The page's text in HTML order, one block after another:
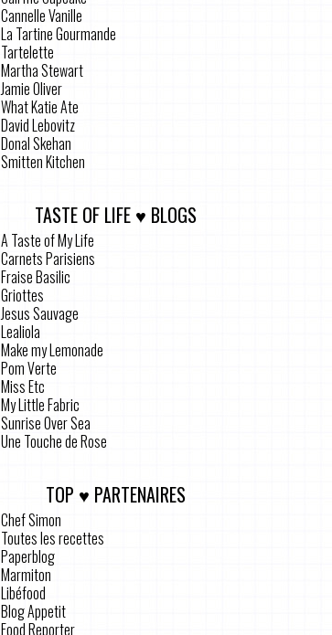
Cannelle Vanille
La Tartine Gourmande
Tartelette
Martha Stewart
Jamie Oliver
What Katie Ate
David Lebovitz
Donal Skehan
Smitten Kitchen
TASTE OF LIFE ♥ BLOGS
A Taste of My Life
Carnets Parisiens
Fraise Basilic
Griottes
Jesus Sauvage
Lealiola
Make my Lemonade
Pom Verte
Miss Etc
My Little Fabric
Sunrise Over Sea
Une Touche de Rose
TOP ♥ PARTENAIRES
Chef Simon
Toutes les recettes
Paperblog
Marmiton
Libéfood
Blog Appetit
Food Reporter